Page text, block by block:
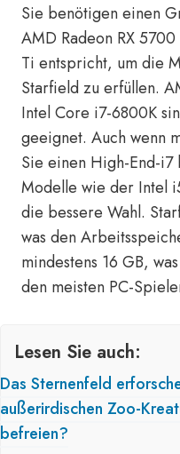
Sie benötigen einen
AMD Radeon RX
Ti entspricht, um die
Starfield zu erfüllen.
Intel Core i7-6800K
geeignet. Auch wenn
Sie einen High-End-
Modelle wie der Intel
die bessere Wahl.
was den
mindestens 16 GB,
den meisten PC-
Lesen Sie auch:
Das Sternenfeld
außerirdischen Zoo-
befreien?